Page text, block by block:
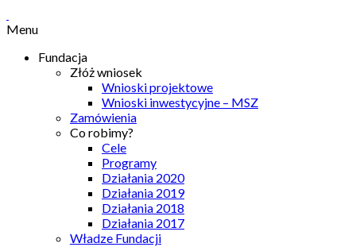
Menu
Fundacja
Złóż wniosek
Wnioski projektowe
Wnioski inwestycyjne – MSZ
Zamówienia
Co robimy?
Cele
Programy
Działania 2020
Działania 2019
Działania 2018
Działania 2017
Władze Fundacji